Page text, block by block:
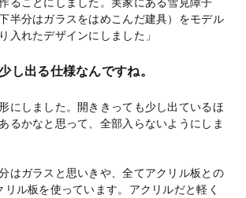
半分はガラスをはめこんだ建具）をモデル
入れたデザインにしました」
し出る仕様なんですね。
にしました。開ききっても少し出ているほ
るかなと思って、全部入らないようにしま
はガラスと思いきや、全てアクリル板との
リル板を使っています。アクリルだと軽く